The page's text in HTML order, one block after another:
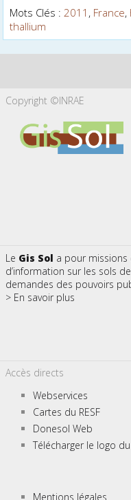
Mots Clés : 2011 , France,
thallium
Copyright ©INRAE
Le Gis Sol a pour
d’information sur les sols
demandes des pouvoirs
> En savoir plus
Accès directs
Webservices
Cartes du RESF
Donesol Web
Télécharger le logo
Mentions légales